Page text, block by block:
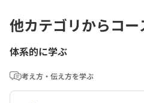
他カテゴリからコー
体系的に学ぶ
考え方・伝え方を学ぶ